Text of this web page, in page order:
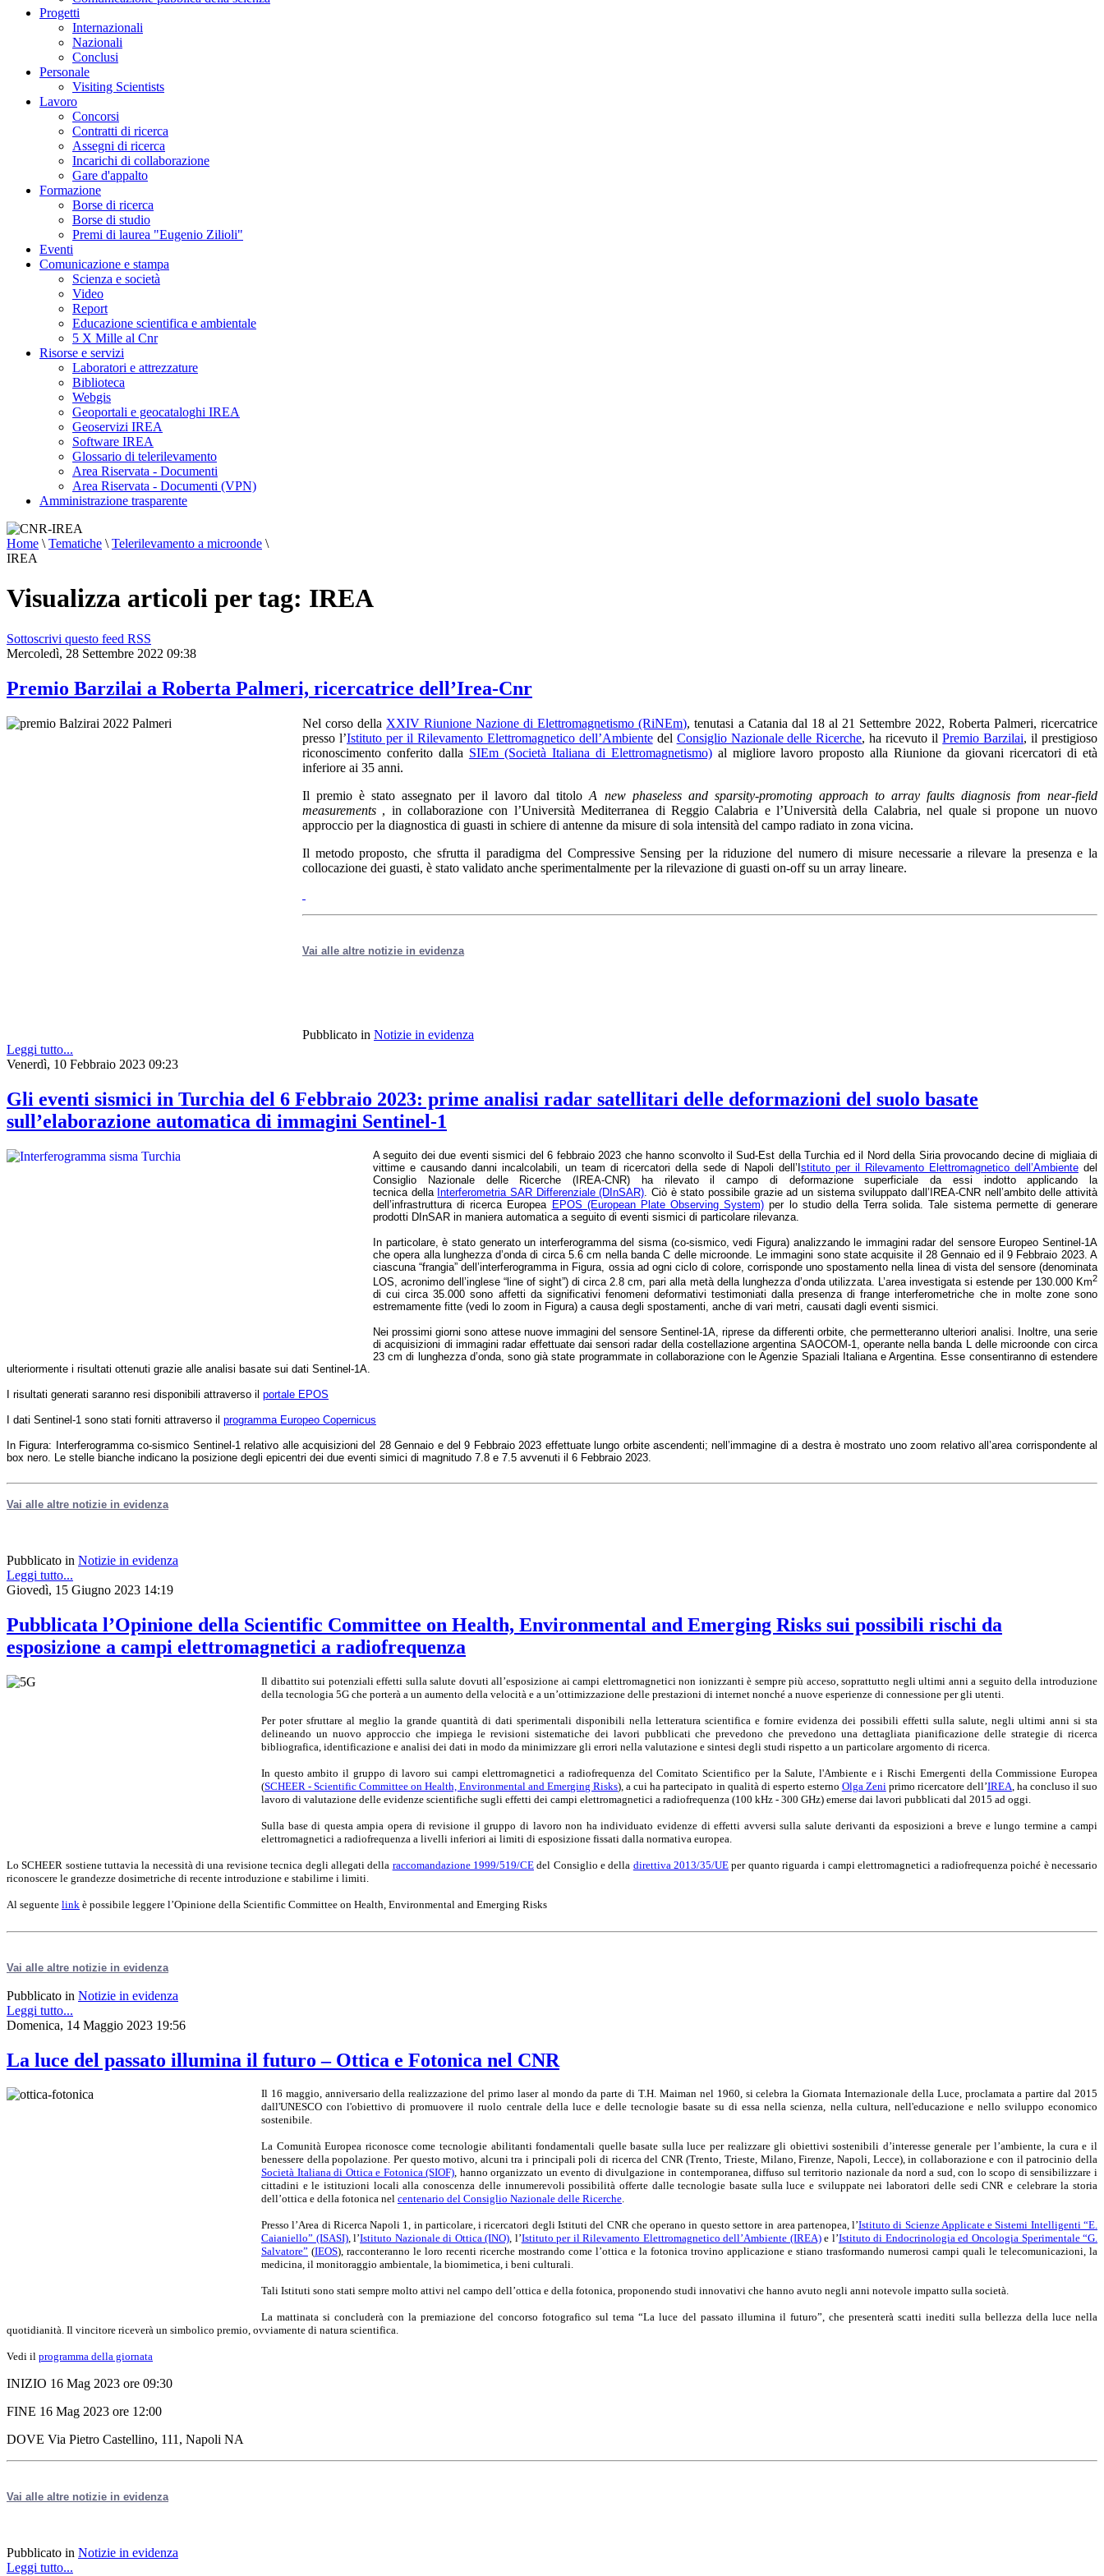
Progetti
Internazionali
Nazionali
Conclusi
Personale
Visiting Scientists
Lavoro
Concorsi
Contratti di ricerca
Assegni di ricerca
Incarichi di collaborazione
Gare d'appalto
Formazione
Borse di ricerca
Borse di studio
Premi di laurea "Eugenio Zilioli"
Eventi
Comunicazione e stampa
Scienza e società
Video
Report
Educazione scientifica e ambientale
5 X Mille al Cnr
Risorse e servizi
Laboratori e attrezzature
Biblioteca
Webgis
Geoportali e geocataloghi IREA
Geoservizi IREA
Software IREA
Glossario di telerilevamento
Area Riservata - Documenti
Area Riservata - Documenti (VPN)
Amministrazione trasparente
Home \ Tematiche \ Telerilevamento a microonde \
IREA
Visualizza articoli per tag: IREA
Sottoscrivi questo feed RSS
Mercoledì, 28 Settembre 2022 09:38
Premio Barzilai a Roberta Palmeri, ricercatrice dell’Irea-Cnr
Nel corso della XXIV Riunione Nazione di Elettromagnetismo (RiNEm), tenutasi a Catania dal 18 al 21 Settembre 2022, Roberta Palmeri, ricercatrice
presso l’Istituto per il Rilevamento Elettromagnetico dell’Ambientedel Consiglio Nazionale delle Ricerche, ha ricevuto ilPremio Barzilai, il prestigioso
riconoscimento conferito dalla SIEm (Società Italiana di Elettromagnetismo)al migliore lavoro proposto alla Riunione da giovani ricercatori di età
inferiore ai 35 anni.
Il premio è stato assegnato per il lavoro dal titoloA new phaseless and sparsity-promoting approach to array faults diagnosis from near-field
measurements , in collaborazione con l’Università Mediterranea di Reggio Calabria e l’Università della Calabria, nel quale si propone un nuovo
approccio per la diagnostica di guasti in schiere di antenne da misure di sola intensità del campo radiato in zona vicina.
Il metodo proposto, che sfrutta il paradigma del Compressive Sensing per la riduzione del numero di misure necessarie a rilevare la presenza e la
collocazione dei guasti, è stato validato anche sperimentalmente per la rilevazione di guasti on-off su un array lineare.
Vai alle altre notizie in evidenza
Pubblicato in Notizie in evidenza
Leggi tutto...
Venerdì, 10 Febbraio 2023 09:23
Gli eventi sismici in Turchia del 6 Febbraio 2023: prime analisi radar satellitari delle deformazioni del suolo basate
sull’elaborazione automatica di immagini Sentinel-1
A seguito dei due eventi sismici del 6 febbraio 2023 che hanno sconvolto il Sud-Est della Turchia ed il Nord della Siria provocando decine di migliaia di
vittime e causando danni incalcolabili, un team di ricercatori della sede di Napoli dell’Istituto per il Rilevamento Elettromagnetico dell’Ambiente del
Consiglio Nazionale delle Ricerche (IREA-CNR) ha rilevato il campo di deformazione superficiale da essi indotto applicando la
tecnica della Interferometria SAR Differenziale(DInSAR)
Ciò è stato possibile grazie ad un sistema sviluppato dall’IREA-CNR nell’ambito delle attività
dell’infrastruttura di ricerca Europea EPOS (European Plate Observing System) per lo studio della Terra solida. Tale sistema permette di generare
prodotti DInSAR in maniera automatica a seguito di eventi sismici di particolare rilevanza.
In particolare, è stato generato un interferogramma del sisma (co-sismico, vedi Figura) analizzando le immagini radar del sensore Europeo Sentinel-1A
che opera alla lunghezza d’onda di circa 5.6 cm nella banda C delle microonde. Le immagini sono state acquisite il 28 Gennaio ed il 9 Febbraio 2023. A
ciascuna “frangia” dell’interferogramma in Figura, ossia ad ogni ciclo di colore, corrisponde uno spostamento nella linea di vista del sensore (denominata
LOS, acronimo dell’inglese “line of sight”) di circa 2.8 cm, pari alla metà della lunghezza d’onda utilizzata. L’area investigata si estende per 130.000 Km2
di cui circa 35.000 sono affetti da significativi fenomeni deformativi testimoniati dalla presenza di frange interferometriche che in molte zone sono
estremamente fitte (vedi lo zoom in Figura) a causa degli spostamenti, anche di vari metri, causati dagli eventi sismici.
Nei prossimi giorni sono attese nuove immagini del sensore Sentinel-1A, riprese da differenti orbite, che permetteranno ulteriori analisi. Inoltre, una serie
di acquisizioni di immagini radar effettuate dai sensori radar della costellazione argentina SAOCOM-1, operante nella banda L delle microonde con circa
23 cm di lunghezza d’onda, sono già state programmate in collaborazione con le Agenzie Spaziali Italiana e Argentina. Esse consentiranno di estendere
ulteriormente i risultati ottenuti grazie alle analisi basate sui dati Sentinel-1A.
I risultati generati saranno resi disponibili attraverso il portale EPOS
I dati Sentinel-1 sono stati forniti attraverso il programma Europeo Copernicus
In Figura:
Interferogramma co-sismico Sentinel-1 relativo alle acquisizioni del 28 Gennaio e del 9 Febbraio 2023 effettuate lungo orbite ascendenti; nell’immagine di a destra è mostrato uno zoom relativo all’area corrispondente al
box nero. Le stelle bianche indicano la posizione degli epicentri dei due eventi simici di magnitudo 7.8 e 7.5 avvenuti il 6 Febbraio 2023.
Vai alle altre notizie in evidenza
Pubblicato in Notizie in evidenza
Leggi tutto...
Giovedì, 15 Giugno 2023 14:19
Pubblicata l’Opinione della Scientific Committee on Health, Environmental and Emerging Risks sui possibili rischi da
esposizione a campi elettromagnetici a radiofrequenza
Il dibattito sui potenziali effetti sulla salute dovuti all’esposizione ai campi elettromagnetici non ionizzanti è sempre più acceso, soprattutto negli ultimi anni a seguito della introduzione
della tecnologia 5G che porterà a un aumento della velocità e a un’ottimizzazione delle prestazioni di internet nonché a nuove esperienze di connessione per gli utenti.
Per poter sfruttare al meglio la grande quantità di dati sperimentali disponibili nella letteratura scientifica e fornire evidenza dei possibili effetti sulla salute, negli ultimi anni si sta
delineando un nuovo approccio che impiega le revisioni sistematiche dei lavori pubblicati che prevedono cheprevedonouna dettagliata pianificazione delle strategie di ricerca
bibliografica, identificazione e analisi dei dati in modo da minimizzare gli errori nella valutazione e sintesi degli studi rispetto a un particolare argomento di ricerca.
In questo ambito il gruppo di lavoro sui campi elettromagnetici a radiofrequenza del Comitato Scientifico per la Salute, l'Ambiente e i Rischi Emergenti della Commissione Europea
(SCHEER - Scientific Committee on Health, Environmental and Emerging Risks), a cui ha partecipato in qualità di esperto esterno Olga Zeni primo ricercatore dell’IREA , ha concluso il suo
lavoro di valutazione delle evidenze scientifiche sugli effetti dei campi elettromagnetici a radiofrequenza (100 kHz - 300 GHz) emerse dai lavori pubblicati dal 2015 ad oggi.
Sulla base di questa ampia opera di revisione il gruppo di lavoro non ha individuato evidenze di effetti avversi sulla salute derivanti da esposizioni a breve e lungo termine a campi
elettromagnetici a radiofrequenza a livelli inferiori ai limiti di esposizione fissati dalla normativa europea.
Lo SCHEER sostiene tuttavia la necessità di una revisione tecnica degli allegati della raccomandazione 1999/519/CEdel Consiglio e della direttiva 2013/35/UE per quanto riguarda i campi elettromagnetici a radiofrequenza poiché è necessario
riconoscere le grandezze dosimetriche di recente introduzione e stabilirne i limiti.
Al seguente link è possibile leggere l’Opinione della Scientific Committee on Health, Environmental and Emerging Risks
Vai alle altre notizie in evidenza
Pubblicato in Notizie in evidenza
Leggi tutto...
Domenica, 14 Maggio 2023 19:56
La luce del passato illumina il futuro – Ottica e Fotonica nel CNR
Il 16 maggio, anniversario della realizzazione del primo laser al mondo da parte di T.H. Maiman nel 1960, si celebra la Giornata Internazionale della Luce, proclamata a partire dal 2015
dall'UNESCO con l'obiettivo di promuovere il ruolo centrale della luce e delle tecnologie basate su di essa nella scienza, nella cultura, nell'educazione e nello sviluppo economico
sostenibile.
La Comunità Europea riconosce come tecnologie abilitanti fondamentali quelle basate sulla luce per realizzare gli obiettivi sostenibili d’interesse generale per l’ambiente, la cura e il
benessere della popolazione. Per questo motivo, alcuni tra i principali poli di ricerca del CNR (Trento, Trieste, Milano, Firenze, Napoli, Lecce), in collaborazione e con il patrocinio della
Società Italiana di Ottica e Fotonica (SIOF), hanno organizzato un evento di divulgazione in contemporanea, diffuso sul territorio nazionale da nord a sud, con lo scopo di sensibilizzare i
cittadini e le istituzioni locali alla conoscenza delle innumerevoli possibilità offerte dalle tecnologie basate sulla luce e sviluppate nei laboratori delle sedi CNR e celebrare la storia
dell’ottica e della fotonica nel centenario del Consiglio Nazionale delle Ricerche.
Presso l’Area di Ricerca Napoli 1, in particolare, i ricercatori degli Istituti del CNR che operano in questo settore in area partenopea, l’Istituto di Scienze Applicate e Sistemi Intelligenti “E.
Caianiello” (ISASI), l’Istituto Nazionale di Ottica (INO), l’Istituto per il Rilevamento Elettromagnetico dell’Ambiente (IREA)e l’Istituto di Endocrinologia ed Oncologia Sperimentale “G.
Salvatore” (IEOS), racconteranno le loro recenti ricerche mostrando come l’ottica e la fotonica trovino applicazione e stiano trasformando numerosi campi quali le telecomunicazioni, la
medicina, il monitoraggio ambientale, la biomimetica, i beni culturali.
Tali Istituti sono stati sempre molto attivi nel campo dell’ottica e della fotonica, proponendo studi innovativi che hanno avuto negli anni notevole impatto sulla società.
La mattinata si concluderà con la premiazione del concorso fotograficosul tema “La luce del passato illumina il futuro”, che presenterà scatti inediti sulla bellezza della luce nella
quotidianità. Il vincitore riceverà un simbolico premio, ovviamente di natura scientifica.
Vedi il programma della giornata
INIZIO 16 Mag 2023 ore 09:30
FINE 16 Mag 2023 ore 12:00
DOVE Via Pietro Castellino, 111, Napoli NA
Vai alle altre notizie in evidenza
Pubblicato in Notizie in evidenza
Leggi tutto...